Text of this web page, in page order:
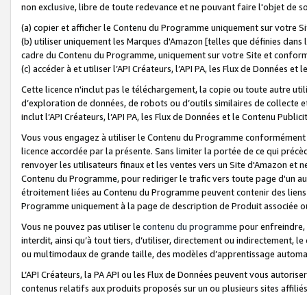
non exclusive, libre de toute redevance et ne pouvant faire l'objet de
(a) copier et afficher le Contenu du Programme uniquement sur votre
(b) utiliser uniquement les Marques d'Amazon [telles que définies dans
cadre du Contenu du Programme, uniquement sur votre Site et
(c) accéder à et utiliser l’API Créateurs, l’API PA, les Flux de Données
Cette licence n'inclut pas le téléchargement, la copie ou toute autre
d’exploration de données, de robots ou d’outils similaires de
inclut l’API Créateurs, l’API PA, les Flux de Données et le Contenu
Vous vous engagez à utiliser le Contenu du Programme
licence accordée par la présente. Sans limiter la portée de ce qui
renvoyer les utilisateurs finaux et les ventes vers un Site d'Amazon et
Contenu du Programme, pour rediriger le trafic vers toute page d'un
étroitement liées au Contenu du Programme peuvent contenir des
Programme uniquement à la page de description de Produit associée
Vous ne pouvez pas utiliser le contenu du programme pour
interdit, ainsi qu’à tout tiers, d’utiliser, directement ou indirectement,
ou multimodaux de grande taille, des modèles d’apprentissage
L’API Créateurs, la PA API ou les Flux de Données peuvent vous
contenus relatifs aux produits proposés sur un ou plusieurs sites